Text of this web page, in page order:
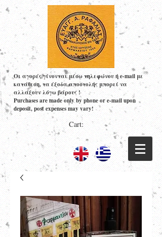
Οι αγορές γίνονται μέσω τηλεφώνου ή e-mail με
κατάθεση, τα έξοδα αποστολής μπορεί να
αλλάξουν λόγω βάρους !
Purchases are made only by phone or e-mail upon
deposit, post expenses may vary!
Cart: